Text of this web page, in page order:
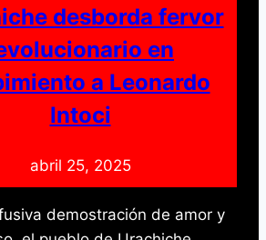
desborda fervor
en
a Leonardo
Intoci
abril 25, 2025
demostración de amor y